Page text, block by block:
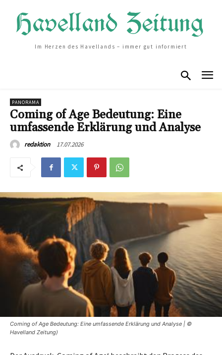
Im Herzen des Havellands – immer gut informiert
PANORAMA
Coming of Age Bedeutung: Eine
umfassende Erklärung und Analyse
redaktion 17.07.2026
Coming of Age Bedeutung: Eine umfassende Erklärung und Analyse | ©
Havelland Zeitung)